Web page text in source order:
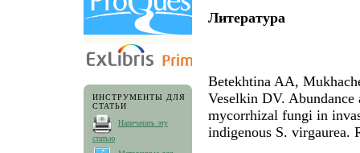
ИНСТРУМЕНТЫ ДЛЯ
СТАТЬИ
Напечатать эту
статью
Литература
Betekhtina AA,
Veselkin DV.
mycorrhizal fungi in
indigenous S. virgaurea.